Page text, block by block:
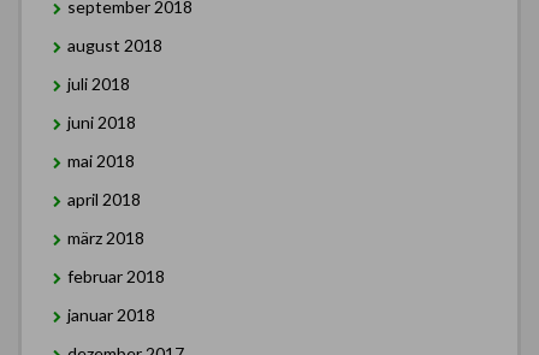
september 2018
august 2018
juli 2018
juni 2018
mai 2018
april 2018
märz 2018
februar 2018
januar 2018